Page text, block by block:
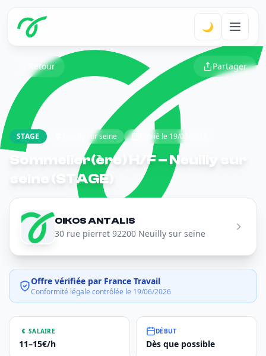
🌙
Retour Partager
STAGE Neuilly sur seine Publié le 19/06/2026
Sommelier(ère) H/F – Neuilly sur
seine (STAGE)
OIKOS ANTALIS
30 rue pierret 92200 Neuilly sur seine
Offre vérifiée par France Travail
Conformité légale contrôlée le 19/06/2026
SALAIRE
11–15€/h
DÉBUT
Dès que possible